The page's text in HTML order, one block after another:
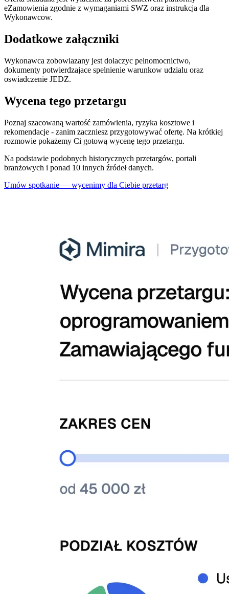
eZamowienia zgodnie z wymaganiami SWZ oraz instrukcja dla
Wykonawcow.
Dodatkowe załączniki
Wykonawca zobowiazany jest dolaczyc pelnomocnictwo,
dokumenty potwierdzajace spelnienie warunkow udzialu oraz
oswiadczenie JEDZ.
Wycena tego przetargu
Poznaj szacowaną wartość zamówienia, ryzyka kosztowe i
rekomendacje - zanim zaczniesz przygotowywać ofertę. Na krótkiej
rozmowie pokażemy Ci gotową wycenę tego przetargu.
Na podstawie podobnych historycznych przetargów, portali
branżowych i ponad 10 innych źródeł danych.
Umów spotkanie — wycenimy dla Ciebie przetarg